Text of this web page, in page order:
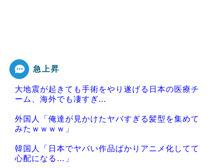
急上昇
大地震が起きても手術をやり遂げる日本の医療チ
ーム、海外でも凄すぎ...
外国人「俺達が見かけたヤバすぎる髪型を集めて
みたｗｗｗｗ」
韓国人「日本でヤバい作品ばかりアニメ化してて
心配になる…」